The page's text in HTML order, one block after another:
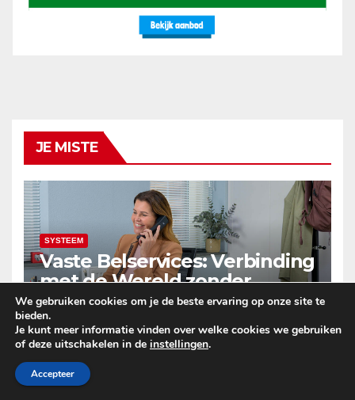
JE MISTE
SYSTEEM
Vaste Belservices: Verbinding
met de Wereld zonder
Onderbrekingen – Alleen bij
Budget InternetARIEL BARTCZAK
We gebruiken cookies om je de beste ervaring op onze site te
bieden.
Je kunt meer informatie vinden over welke cookies we gebruiken
of deze uitschakelen in de instellingen.
Accepteer